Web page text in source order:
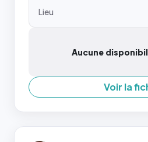
Lieu
Aucune
Voir la